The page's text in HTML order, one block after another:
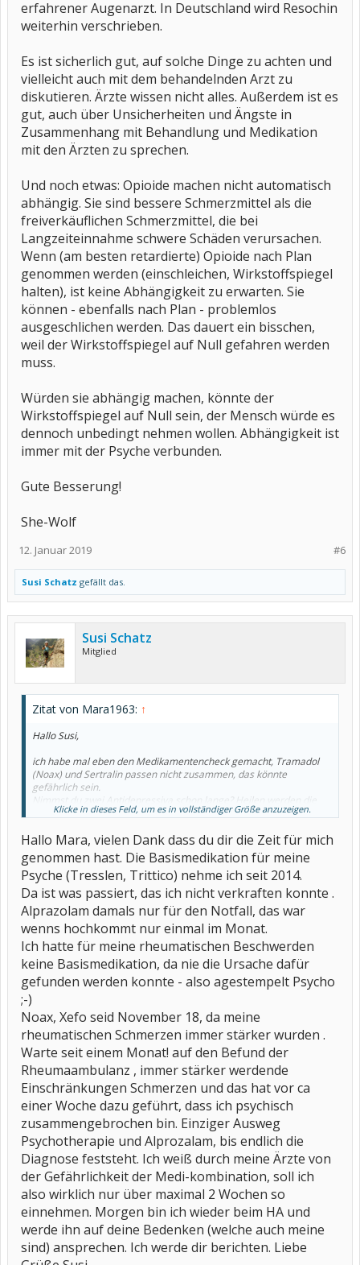
erfahrener Augenarzt. In Deutschland wird Resochin
weiterhin verschrieben.
Es ist sicherlich gut, auf solche Dinge zu achten und
vielleicht auch mit dem behandelnden Arzt zu
diskutieren. Ärzte wissen nicht alles. Außerdem ist es
gut, auch über Unsicherheiten und Ängste in
Zusammenhang mit Behandlung und Medikation
mit den Ärzten zu sprechen.
Und noch etwas: Opioide machen nicht automatisch
abhängig. Sie sind bessere Schmerzmittel als die
freiverkäuflichen Schmerzmittel, die bei
Langzeiteinnahme schwere Schäden verursachen.
Wenn (am besten retardierte) Opioide nach Plan
genommen werden (einschleichen, Wirkstoffspiegel
halten), ist keine Abhängigkeit zu erwarten. Sie
können - ebenfalls nach Plan - problemlos
ausgeschlichen werden. Das dauert ein bisschen,
weil der Wirkstoffspiegel auf Null gefahren werden
muss.
Würden sie abhängig machen, könnte der
Wirkstoffspiegel auf Null sein, der Mensch würde es
dennoch unbedingt nehmen wollen. Abhängigkeit ist
immer mit der Psyche verbunden.
Gute Besserung!
She-Wolf
#6
12. Januar 2019
Susi Schatz gefällt das.
Susi Schatz
Mitglied
Zitat von Mara1963: ↑
Hallo Susi,
ich habe mal eben den Medikamentencheck gemacht, Tramadol
(Noax) und Sertralin passen nicht zusammen, das könnte
gefährlich sein.
Nimmst du zwei Antidepressiva schon lange? Heilen werden die
deine psychischen Beschwerden nicht. Ich bin sehr skeptisch
einwirken und wohl nichts für den Dauergebrauch sind.
Das Opioid und das Benzodiazepine (Alprazolam) machen
abhängig, ich denke die sind mit großer Vorsicht zu handhaben.
Gruß Mara
Klicke in dieses Feld, um es in vollständiger Größe anzuzeigen.
Hallo Mara, vielen Dank dass du dir die Zeit für mich
genommen hast. Die Basismedikation für meine
Psyche (Tresslen, Trittico) nehme ich seit 2014.
Da ist was passiert, das ich nicht verkraften konnte .
Alprazolam damals nur für den Notfall, das war
wenns hochkommt nur einmal im Monat.
Ich hatte für meine rheumatischen Beschwerden
keine Basismedikation, da nie die Ursache dafür
gefunden werden konnte - also agestempelt Psycho
;-)
Noax, Xefo seid November 18, da meine
rheumatischen Schmerzen immer stärker wurden .
Warte seit einem Monat! auf den Befund der
Rheumaambulanz , immer stärker werdende
Einschränkungen Schmerzen und das hat vor ca
einer Woche dazu geführt, dass ich psychisch
zusammengebrochen bin. Einziger Ausweg
Psychotherapie und Alprozalam, bis endlich die
Diagnose feststeht. Ich weiß durch meine Ärzte von
der Gefährlichkeit der Medi-kombination, soll ich
also wirklich nur über maximal 2 Wochen so
einnehmen. Morgen bin ich wieder beim HA und
werde ihn auf deine Bedenken (welche auch meine
sind) ansprechen. Ich werde dir berichten. Liebe